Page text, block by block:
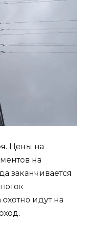
Цены на
на
заканчивается
идут на